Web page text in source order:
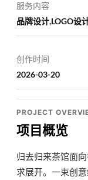
服务内容
品牌设计,LOGO设
创作时间
2026-03-20
PROJECT
项目概览
归去归来茶馆面
求展开。一束创